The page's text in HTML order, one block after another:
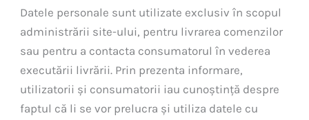
Datele personale sunt utilizate exclusiv în scopul
administrării site-ului, pentru livrarea comenzilor
sau pentru a contacta consumatorul în vederea
executării livrării. Prin prezenta informare,
utilizatorii și consumatorii iau cunoștință despre
faptul că li se vor prelucra și utiliza datele cu